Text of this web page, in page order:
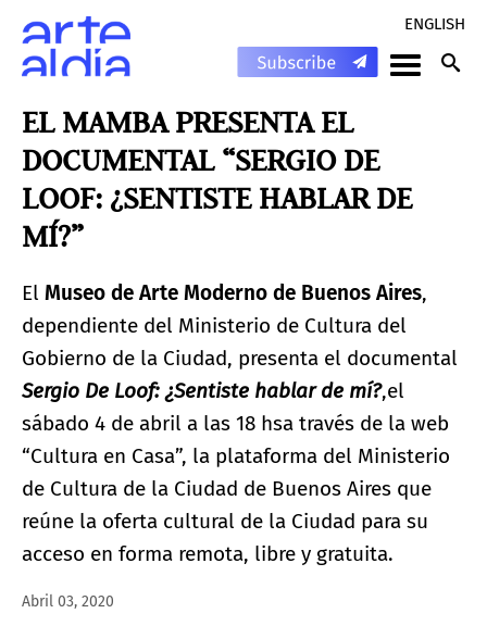
ENGLISH
EL MAMBA PRESENTA EL
DOCUMENTAL “SERGIO DE
LOOF: ¿SENTISTE HABLAR DE
MÍ?”
El Museo de Arte Moderno de Buenos Aires,
dependiente del Ministerio de Cultura del
Gobierno de la Ciudad, presenta el documental
Sergio De Loof: ¿Sentiste hablar de mí?,el
sábado 4 de abril a las 18 hsa través de la web
“Cultura en Casa”, la plataforma del Ministerio
de Cultura de la Ciudad de Buenos Aires que
reúne la oferta cultural de la Ciudad para su
acceso en forma remota, libre y gratuita.
Abril 03, 2020